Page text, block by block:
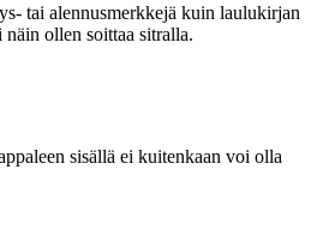
tai alennusmerkkejä kuin laulukirjan
ollen soittaa sitralla.
sisällä ei kuitenkaan voi olla